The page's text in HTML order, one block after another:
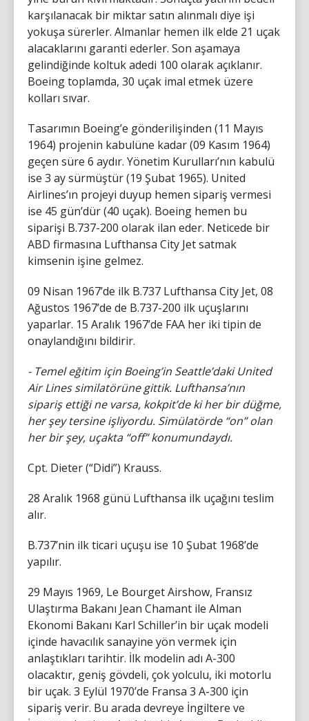
karşılanacak bir miktar satın alınmalı diye işi
yokuşa sürerler. Almanlar hemen ilk elde 21 uçak
alacaklarını garanti ederler. Son aşamaya
gelindiğinde koltuk adedi 100 olarak açıklanır.
Boeing toplamda, 30 uçak imal etmek üzere
kolları sıvar.
Tasarımın Boeing’e gönderilişinden (11 Mayıs
1964) projenin kabulüne kadar (09 Kasım 1964)
geçen süre 6 aydır. Yönetim Kurulları’nın kabulü
ise 3 ay sürmüştür (19 Şubat 1965). United
Airlines’ın projeyi duyup hemen sipariş vermesi
ise 45 gün’dür (40 uçak). Boeing hemen bu
siparişi B.737-200 olarak ilan eder. Neticede bir
ABD firmasına Lufthansa City Jet satmak
kimsenin işine gelmez.
09 Nisan 1967’de ilk B.737 Lufthansa City Jet, 08
Ağustos 1967’de de B.737-200 ilk uçuşlarını
yaparlar. 15 Aralık 1967’de FAA her iki tipin de
onaylandığını bildirir.
- Temel eğitim için Boeing’in Seattle’daki United
Air Lines similatörüne gittik. Lufthansa’nın
sipariş ettiği ne varsa, kokpit’de ki her bir düğme,
her şey tersine işliyordu. Simülatörde “on” olan
her bir şey, uçakta “off” konumundaydı.
Cpt. Dieter (“Didi”) Krauss.
28 Aralık 1968 günü Lufthansa ilk uçağını teslim
alır.
B.737’nin ilk ticari uçuşu ise 10 Şubat 1968’de
yapılır.
29 Mayıs 1969, Le Bourget Airshow, Fransız
Ulaştırma Bakanı Jean Chamant ile Alman
Ekonomi Bakanı Karl Schiller’in bir uçak modeli
içinde havacılık sanayine yön vermek için
anlaştıkları tarihtir. İlk modelin adı A-300
olacaktır, geniş gövdeli, çok yolculu, iki motorlu
bir uçak. 3 Eylül 1970’de Fransa 3 A-300 için
sipariş verir. Bu arada devreye İngiltere ve